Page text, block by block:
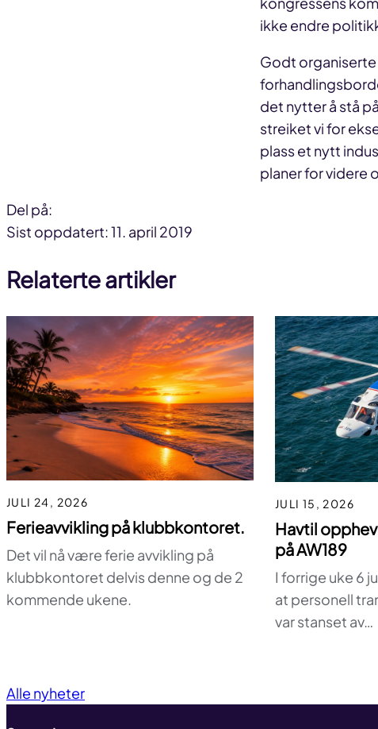
ikke endre
Godt
det nytter å stå
streiket vi for
plass et nytt
planer for videre
Del på:
Del
facebook
Del
linkedin
Del
Sist oppdatert: 11. april 2019
Relaterte artikler
JULI 24, 2026
Ferieavvikling på klubbkontoret.
Det vil nå være ferie avvikling på
klubbkontoret delvis denne og de 2
kommende ukene.
JULI 15, 2026
Havtil
på AW189
I forrige uke 6
at personell
var stanset av…
Alle nyheter